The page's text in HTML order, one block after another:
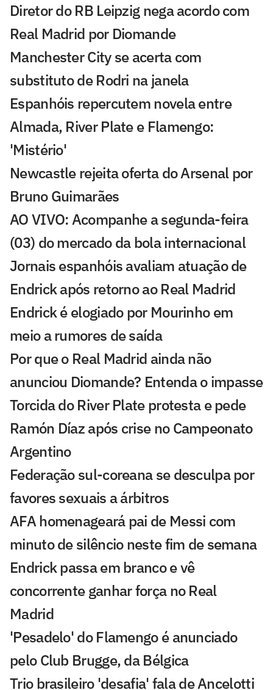
Diretor do RB Leipzig nega acordo com
Real Madrid por Diomande
Manchester City se acerta com
substituto de Rodri na janela
Espanhóis repercutem novela entre
Almada, River Plate e Flamengo:
'Mistério'
Newcastle rejeita oferta do Arsenal por
Bruno Guimarães
AO VIVO: Acompanhe a segunda-feira
(03) do mercado da bola internacional
Jornais espanhóis avaliam atuação de
Endrick após retorno ao Real Madrid
Endrick é elogiado por Mourinho em
meio a rumores de saída
Por que o Real Madrid ainda não
anunciou Diomande? Entenda o impasse
Torcida do River Plate protesta e pede
Ramón Díaz após crise no Campeonato
Argentino
Federação sul-coreana se desculpa por
favores sexuais a árbitros
AFA homenageará pai de Messi com
minuto de silêncio neste fim de semana
Endrick passa em branco e vê
concorrente ganhar força no Real
Madrid
'Pesadelo' do Flamengo é anunciado
pelo Club Brugge, da Bélgica
Trio brasileiro 'desafia' fala de Ancelotti